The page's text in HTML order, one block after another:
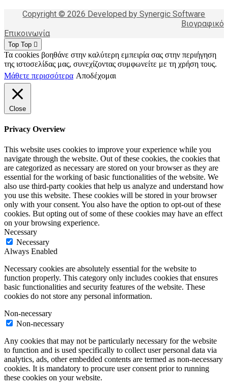
Copyright © 2026 Developed by Synergic Software
Βιογραφικό
Επικοινωνία
Top Top
Τα cookies βοηθάνε στην καλύτερη εμπειρία σας στην περιήγηση
της ιστοσελίδας μας, συνεχίζοντας συμφωνείτε με τη χρήση τους.
Μάθετε περισσότερα Αποδέχομαι
Close
Privacy Overview
This website uses cookies to improve your experience while you
navigate through the website. Out of these cookies, the cookies that
are categorized as necessary are stored on your browser as they are
essential for the working of basic functionalities of the website. We
also use third-party cookies that help us analyze and understand how
you use this website. These cookies will be stored in your browser
only with your consent. You also have the option to opt-out of these
cookies. But opting out of some of these cookies may have an effect
on your browsing experience.
Necessary
Necessary
Always Enabled
Necessary cookies are absolutely essential for the website to
function properly. This category only includes cookies that ensures
basic functionalities and security features of the website. These
cookies do not store any personal information.
Non-necessary
Non-necessary
Any cookies that may not be particularly necessary for the website
to function and is used specifically to collect user personal data via
analytics, ads, other embedded contents are termed as non-necessary
cookies. It is mandatory to procure user consent prior to running
these cookies on your website.